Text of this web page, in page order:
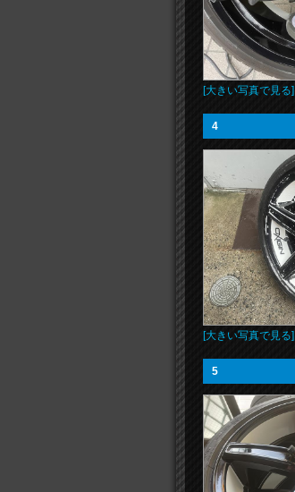
[大きい写真で見る]
4
[大きい写真で見る]
5